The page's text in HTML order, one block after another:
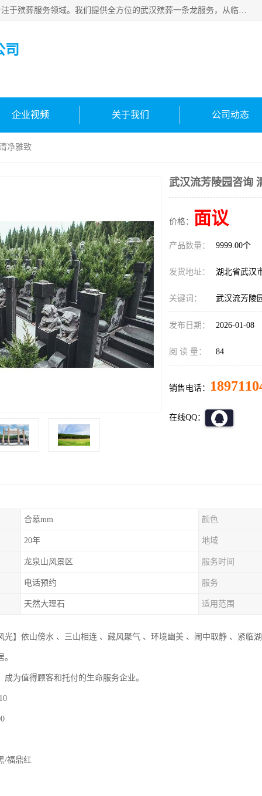
武汉生命之源文化有限公司，秉持着对生命的敬重与关怀，专注于殡葬服务领域。我们提供全方位的武汉殡葬一条龙服务，从临终关怀开始，到后事的妥善处理，每个环节都精心安排。专业团队严格依照规范，为逝者净身、穿衣，庄重地接运遗体，提供优质的遗体整理与妆扮服务。告别仪式策划、火化手续办理以及骨灰安置等事务，也都有专人协助。
司
企业视频 关于我们 公司动态
净雅致
武汉流芳陵园咨询
价格： 面议
产品数量： 9999.00个
发货地址： 湖北省武汉
关键词： 武汉流芳陵
发布日期： 2026-01-08
阅 读 量： 84
销售电话：
在线QQ：
合墓mm 颜色
20年 地域
龙泉山风景区 服务时间
电话预约 服务
天然大理石 适用范围
】依山傍水 、三山相连 、藏风聚气 、环境幽美 、闹中取静 、紧临
成为值得顾客和托付的生命服务企业。
/福鼎红